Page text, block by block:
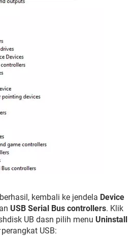
kembali ke jendela Device
USB Serial Bus controllers. Klik
UB dasn pilih menu Uninstall
perangkat USB: